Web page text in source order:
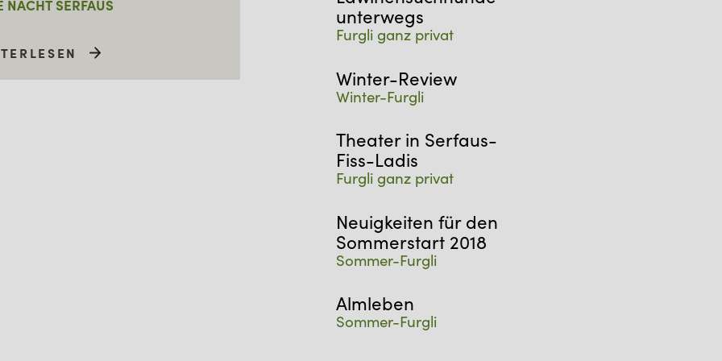
NACHT SERFAUS
unterwegs
Furgli ganz privat
Winter-Review
Winter-Furgli
Theater in Serfaus-
Fiss-Ladis
Furgli ganz privat
Neuigkeiten für den
Sommerstart 2018
Sommer-Furgli
Almleben
Sommer-Furgli